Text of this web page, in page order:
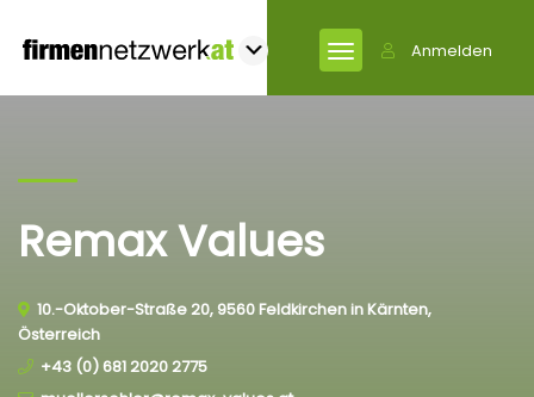
Anmelden
Remax Values
10.-Oktober-Straße 20, 9560 Feldkirchen in Kärnten,
Österreich
+43 (0) 681 2020 2775